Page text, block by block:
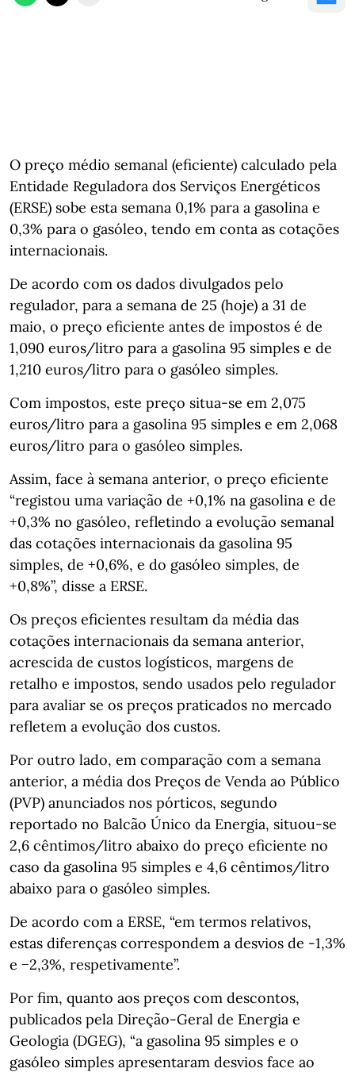
O preço médio semanal (eficiente) calculado pela
Entidade Reguladora dos Serviços Energéticos
(ERSE) sobe esta semana 0,1% para a gasolina e
0,3% para o gasóleo, tendo em conta as cotações
internacionais.
De acordo com os dados divulgados pelo
regulador, para a semana de 25 (hoje) a 31 de
maio, o preço eficiente antes de impostos é de
1,090 euros/litro para a gasolina 95 simples e de
1,210 euros/litro para o gasóleo simples.
Com impostos, este preço situa-se em 2,075
euros/litro para a gasolina 95 simples e em 2,068
euros/litro para o gasóleo simples.
Assim, face à semana anterior, o preço eficiente
“registou uma variação de +0,1% na gasolina e de
+0,3% no gasóleo, refletindo a evolução semanal
das cotações internacionais da gasolina 95
simples, de +0,6%, e do gasóleo simples, de
+0,8%”, disse a ERSE.
Os preços eficientes resultam da média das
cotações internacionais da semana anterior,
acrescida de custos logísticos, margens de
retalho e impostos, sendo usados pelo regulador
para avaliar se os preços praticados no mercado
refletem a evolução dos custos.
Por outro lado, em comparação com a semana
anterior, a média dos Preços de Venda ao Público
(PVP) anunciados nos pórticos, segundo
reportado no Balcão Único da Energia, situou-se
2,6 cêntimos/litro abaixo do preço eficiente no
caso da gasolina 95 simples e 4,6 cêntimos/litro
abaixo para o gasóleo simples.
De acordo com a ERSE, “em termos relativos,
estas diferenças correspondem a desvios de -1,3%
e −2,3%, respetivamente”.
Por fim, quanto aos preços com descontos,
publicados pela Direção-Geral de Energia e
Geologia (DGEG), “a gasolina 95 simples e o
gasóleo simples apresentaram desvios face ao